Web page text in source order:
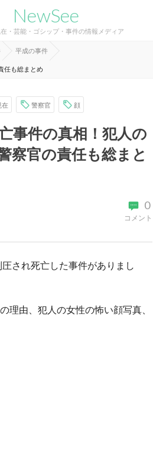
NewSee
・芸能・ゴシップ・事件の情報メディア
平成の事件
任も総まとめ
在 警察官 顔
事件の真相！犯人の
察官の責任も総まと
0
コメント
され死亡した事件がありまし
理由、犯人の女性の怖い顔写真、